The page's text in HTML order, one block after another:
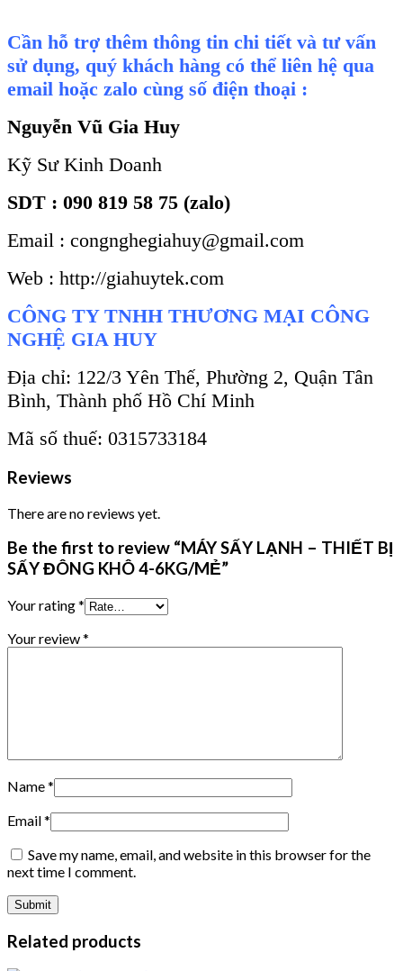
Cần hỗ trợ thêm thông tin chi tiết và tư vấn
sử dụng, quý khách hàng có thể liên hệ qua
email hoặc zalo cùng số điện thoại :
Nguyễn Vũ Gia Huy
Kỹ Sư Kinh Doanh
SDT : 090 819 58 75 (zalo)
Email : congnghegiahuy@gmail.com
Web : http://giahuytek.com
CÔNG TY TNHH THƯƠNG MẠI CÔNG
NGHỆ GIA HUY
Địa chỉ: 122/3 Yên Thế, Phường 2, Quận Tân
Bình, Thành phố Hồ Chí Minh
Mã số thuế: 0315733184
Reviews
There are no reviews yet.
Be the first to review “MÁY SẤY LẠNH – THIẾT BỊ
SẤY ĐÔNG KHÔ 4-6KG/MẺ”
Your rating*
Your review*
Name*
Email*
Save my name, email, and website in this browser for the
next time I comment.
Related products